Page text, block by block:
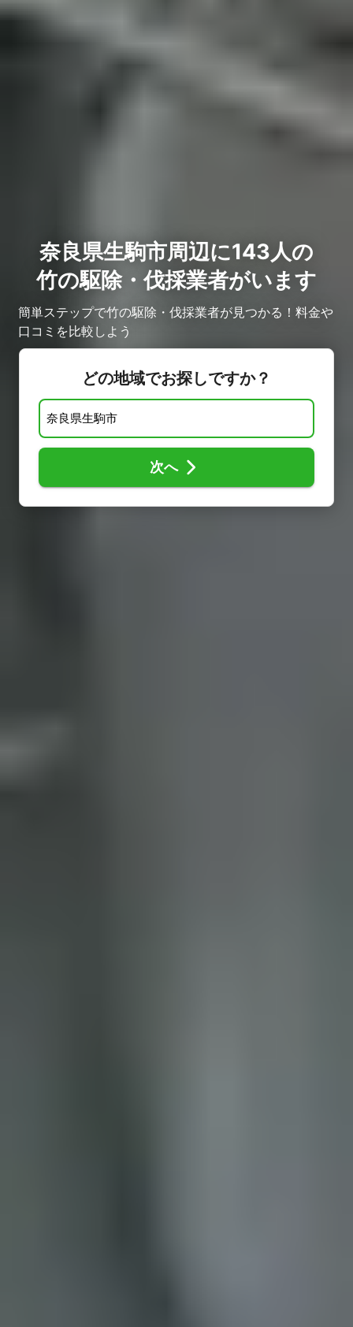
奈良県生駒市周辺に143人の
竹の駆除・伐採業者がいます
簡単ステップで竹の駆除・伐採業者が見つかる！料金や
口コミを比較しよう
どの地域でお探しですか？
次へ